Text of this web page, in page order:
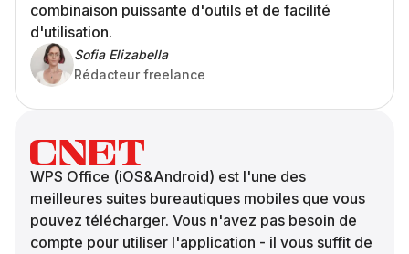
combinaison puissante d'outils et de facilité
d'utilisation.
Sofia Elizabella
Rédacteur freelance
WPS Office (iOS&Android) est l'une des
meilleures suites bureautiques mobiles que vous
pouvez télécharger. Vous n'avez pas besoin de
compte pour utiliser l'application - il vous suffit de